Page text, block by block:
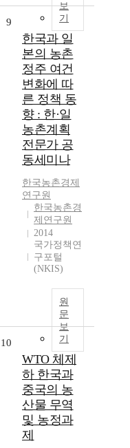
보
기
9
한국과 일
본의 농촌
정주 여건
변화에 따
른 정책 동
향 : 한·일
농촌계획
전문가 공
동세미나
한국농촌경제
연구원
한국농촌경
제연구원
2014
국가정책연
구포털
(NKIS)
원
문
보
기
10
WTO 체제
하 한국과
중국의 농
산물 무역
및 농정과
제